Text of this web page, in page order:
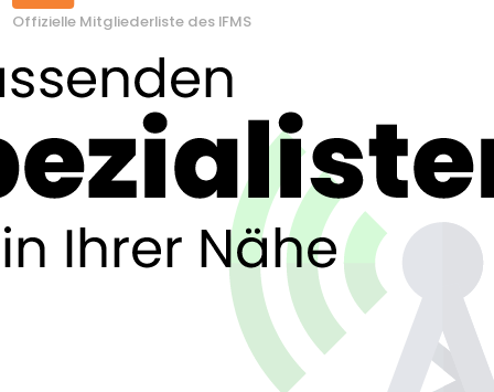
Offizielle Mitgliederliste des IFMS